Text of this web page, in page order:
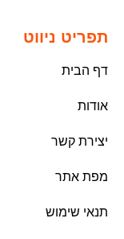
תפריט ניווט
דף הבית
אודות
יצירת קשר
מפת אתר
תנאי שימוש